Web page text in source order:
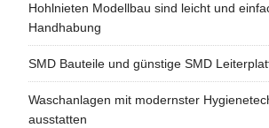
Hohlnieten Modellbau sind leicht und
Handhabung
SMD Bauteile und günstige SMD
Waschanlagen mit modernster
ausstatten